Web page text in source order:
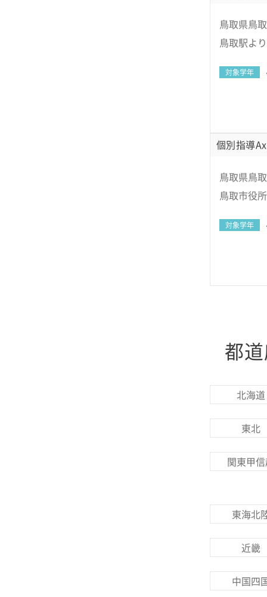
鳥取県鳥
鳥取駅よ
対象学年
個別指導
鳥取県鳥
鳥取市役
対象学年
都
北海道
東北
関東甲信
東海北
近畿
中国四